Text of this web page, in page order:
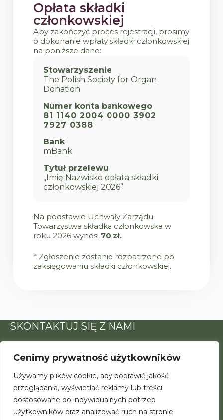
Cenimy prywatność użytkowników
Używamy plików cookie, aby poprawić jakość
przeglądania, wyświetlać reklamy lub treści
dostosowane do indywidualnych potrzeb
użytkowników oraz analizować ruch na stronie.
Opłata składki
członkowskiej
Aby zakończyć proces rejestracji, prosimy
o dokonanie wpłaty składki członkowskiej
na poniższe dane:
Stowarzyszenie
The Polish Society for Organ
Donation
Numer konta bankowego
81 1140 2004 0000 3902
7927 0388
Bank
mBank
Tytuł przelewu
„Imię Nazwisko opłata składki
członkowskiej 2026”
Na podstawie Uchwały Zarządu
Towarzystwa składka członkowska w
roku 2026 wynosi 70 zł.
* Zgłoszenie zostanie rozpatrzone po
zaksięgowaniu składki członkowskiej.
SKONTAKTUJ SIĘ Z NAMI
kontakt@psod.pl
POLITYKA PRYWATNOŚCI
Polityka prywatności
Kontakt